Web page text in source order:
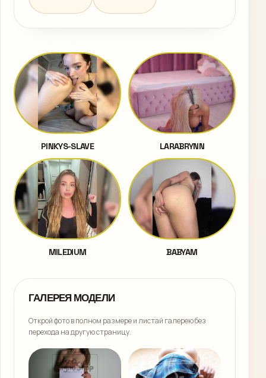
PINKYS-SLAVE LARABRYNN
MILEDIUM BABYAM
ГАЛЕРЕЯ МОДЕЛИ
Открой фото в полном размере и листай галерею без
перехода на другую страницу.